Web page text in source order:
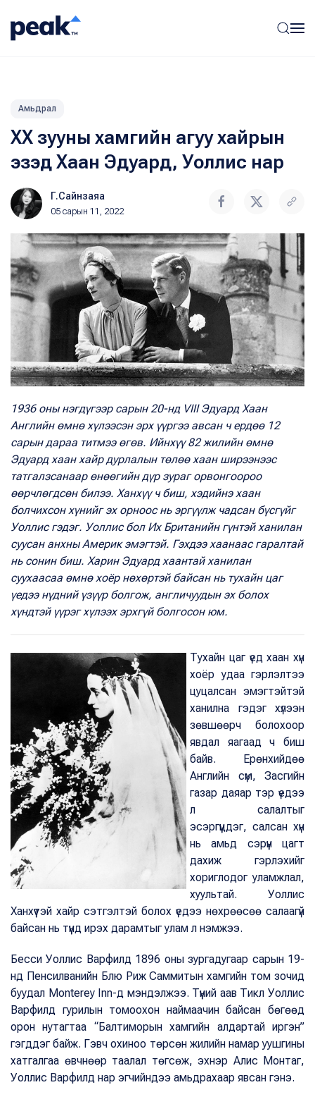
Амьдрал
XX зууны хамгийн агуу хайрын
эзэд Хаан Эдуард, Уоллис нар
Г.Сайнзаяа
05 сарын 11, 2022
1936 оны нэгдүгээр сарын 20-нд VIII Эдуард Хаан
Английн өмнө хүлээсэн эрх үүргээ авсан ч ердөө 12
сарын дараа титмээ өгөв. Ийнхүү 82 жилийн өмнө
Эдуард хаан хайр дурлалын төлөө хаан ширээнээс
татгалзсанаар өнөөгийн дүр зураг орвонгоороо
өөрчлөгдсөн билээ. Ханхүү ч биш, хэдийнэ хаан
болчихсон хүнийг эх орноос нь эргүүлж чадсан бүсгүйг
Уоллис гэдэг. Уоллис бол Их Британийн гүнтэй ханилан
суусан анхны Америк эмэгтэй. Гэхдээ хаанаас гаралтай
нь сонин биш. Харин Эдуард хаантай ханилан
суухаасаа өмнө хоёр нөхөртэй байсан нь тухайн цаг
үедээ нүдний үзүүр болгож, англичуудын эх болох
хүндтэй үүрэг хүлээх эрхгүй болгосон юм.
Тухайн цаг үед хаан хүн
хоёр удаа гэрлэлтээ
цуцалсан эмэгтэйтэй
ханилна гэдэг хүлээн
зөвшөөрч болохоор
явдал яагаад ч биш
байв. Ерөнхийдөө
Английн сүм, Засгийн
газар даяар тэр үедээ
л салалтыг
эсэргүүцдэг, салсан хүн
нь амьд сэрүүн цагт
дахиж гэрлэхийг
хориглодог уламжлал,
хуультай. Уоллис
Ханхүүтэй хайр сэтгэлтэй болох үедээ нөхрөөсөө салаагүй
байсан нь түүнд ирэх дарамтыг улам л нэмжээ.
Бесси Уоллис Варфилд 1896 оны зургадугаар сарын 19-
нд Пенсилванийн Блю Риж Саммитын хамгийн том зочид
буудал Monterey Inn-д мэндэлжээ. Түүний аав Тикл Уоллис
Варфилд гурилын томоохон наймаачин байсан бөгөөд
орон нутагтаа “Балтиморын хамгийн алдартай иргэн”
гэгддэг байж. Гэвч охиноо төрсөн жилийн намар уушгины
хатгалгаа өвчнөөр таалал төгсөж, эхнэр Алис Монтаг,
Уоллис Варфилд нар эгчийндээ амьдрахаар явсан гэнэ.